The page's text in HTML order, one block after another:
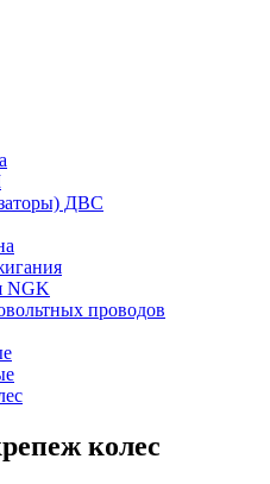
ДВС
NGK
проводов
колес